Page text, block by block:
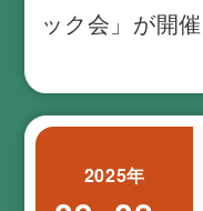
ック会」が開催
2025年